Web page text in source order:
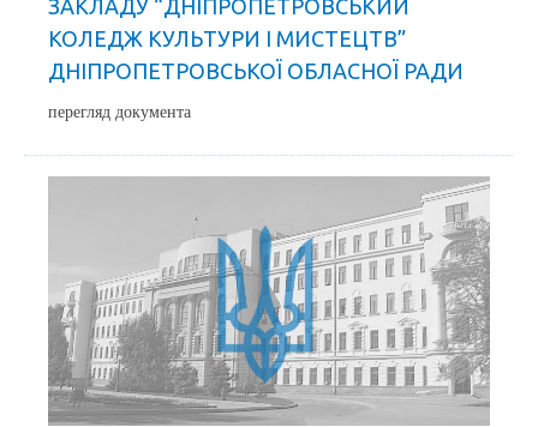
ЗАКЛАДУ “ДНІПРОПЕТРОВСЬКИЙ
КОЛЕДЖ КУЛЬТУРИ І МИСТЕЦТВ”
ДНІПРОПЕТРОВСЬКОЇ ОБЛАСНОЇ РАДИ
перегляд документа